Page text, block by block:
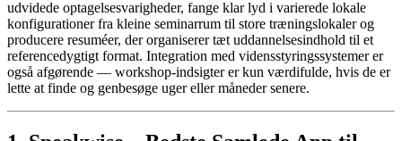
udvidede optagelsesvarigheder, fange klar lyd i varierede lokale
konfigurationer fra kleine seminarrum til store træningslokaler og
producere resuméer, der organiserer tæt uddannelsesindhold til et
referencedygtigt format. Integration med vidensstyringssystemer er
også afgørende — workshop-indsigter er kun værdifulde, hvis de er
lette at finde og genbesøge uger eller måneder senere.